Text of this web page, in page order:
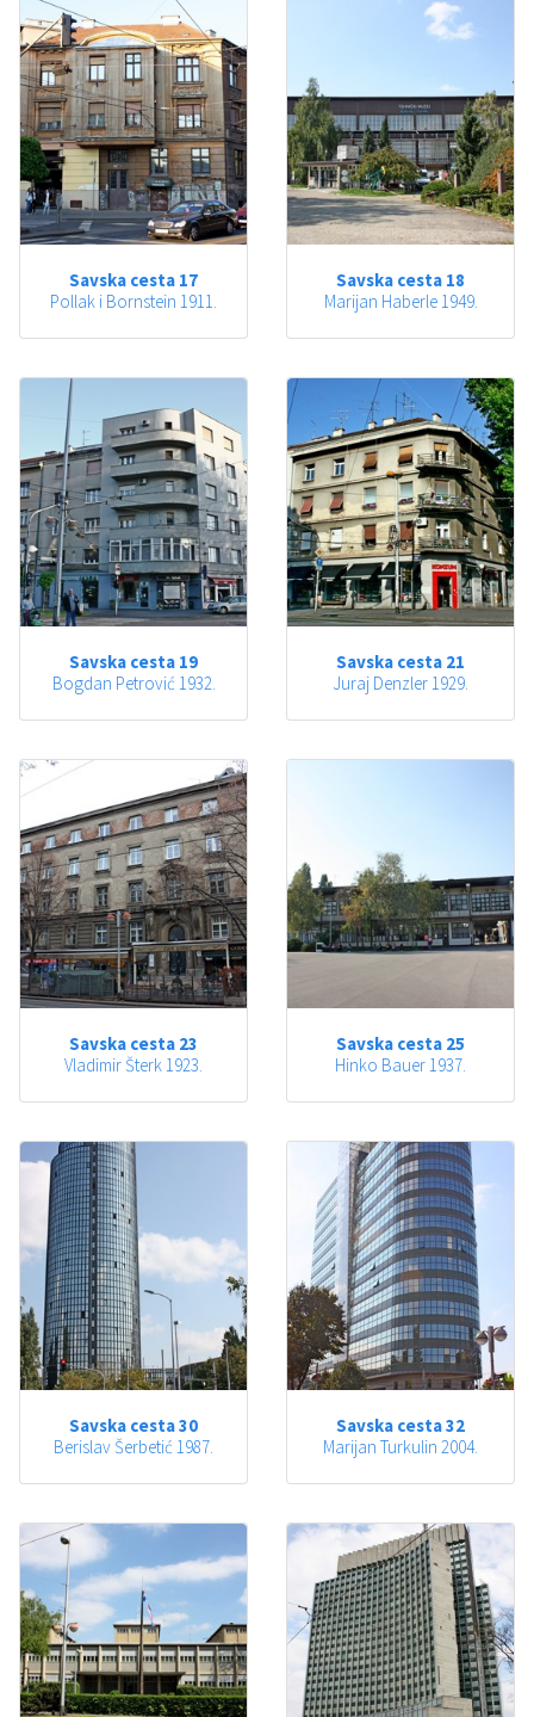
Savska cesta 17
Pollak i Bornstein 1911.
Savska cesta 18
Marijan Haberle 1949.
Savska cesta 19
Bogdan Petrović 1932.
Savska cesta 21
Juraj Denzler 1929.
Savska cesta 23
Vladimir Šterk 1923.
Savska cesta 25
Hinko Bauer 1937.
Savska cesta 30
Berislav Šerbetić 1987.
Savska cesta 32
Marijan Turkulin 2004.